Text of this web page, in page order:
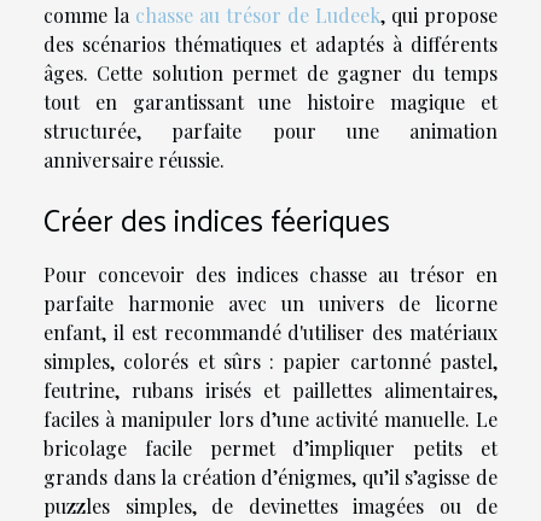
comme la chasse au trésor de Ludeek, qui propose
des scénarios thématiques et adaptés à différents
âges. Cette solution permet de gagner du temps
tout en garantissant une histoire magique et
structurée, parfaite pour une animation
anniversaire réussie.
Créer des indices féeriques
Pour concevoir des indices chasse au trésor en
parfaite harmonie avec un univers de licorne
enfant, il est recommandé d'utiliser des matériaux
simples, colorés et sûrs : papier cartonné pastel,
feutrine, rubans irisés et paillettes alimentaires,
faciles à manipuler lors d’une activité manuelle. Le
bricolage facile permet d’impliquer petits et
grands dans la création d’énigmes, qu’il s’agisse de
puzzles simples, de devinettes imagées ou de